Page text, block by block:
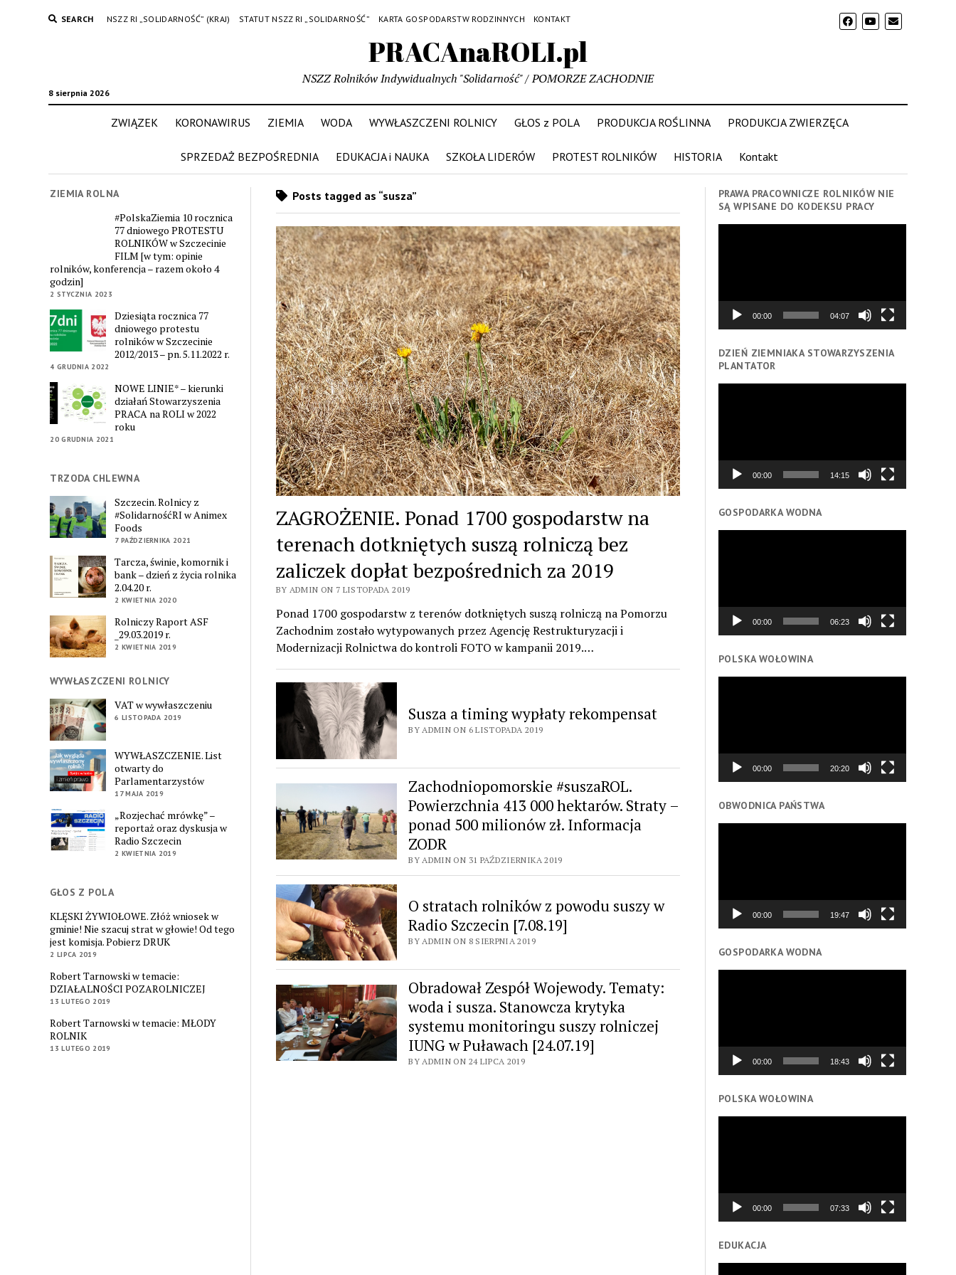
SEARCH NSZZ RI „SOLIDARNOŚĆ” (KRAJ) STATUT NSZZ RI „SOLIDARNOŚĆ” KARTA GOSPODARSTW RODZINNYCH KONTAKT
PRACAnaROLI.pl
8 sierpnia 2026
NSZZ Rolników Indywidualnych "Solidarność" / POMORZE ZACHODNIE
ZWIĄZEK KORONAWIRUS ZIEMIA WODA WYWŁASZCZENI ROLNICY GŁOS z POLA PRODUKCJA ROŚLINNA PRODUKCJA ZWIERZĘCA
SPRZEDAŻ BEZPOŚREDNIA EDUKACJA i NAUKA SZKOŁA LIDERÓW PROTEST ROLNIKÓW HISTORIA Kontakt
ZIEMIA ROLNA
#PolskaZiemia 10 rocznica
77 dniowego PROTESTU
ROLNIKÓW w Szczecinie
FILM [w tym: opinie
rolników, konferencja – razem około 4
godzin]
2 STYCZNIA 2023
Dziesiąta rocznica 77
dniowego protestu
rolników w Szczecinie
2012/2013 – pn. 5.11.2022 r.
4 GRUDNIA 2022
NOWE LINIE* – kierunki
działań Stowarzyszenia
PRACA na ROLI w 2022
roku
20 GRUDNIA 2021
TRZODA CHLEWNA
Szczecin. Rolnicy z
#SolidarnośćRI w Animex
Foods
7 PAŹDZIERNIKA 2021
Tarcza, świnie, komornik i
bank – dzień z życia rolnika
2.04.20 r.
2 KWIETNIA 2020
Rolniczy Raport ASF
_29.03.2019 r.
2 KWIETNIA 2019
WYWŁASZCZENI ROLNICY
VAT w wywłaszczeniu
6 LISTOPADA 2019
WYWŁASZCZENIE. List
otwarty do
Parlamentarzystów
17 MAJA 2019
„Rozjechać mrówkę” –
reportaż oraz dyskusja w
Radio Szczecin
2 KWIETNIA 2019
GŁOS Z POLA
KLĘSKI ŻYWIOŁOWE. Złóż wniosek w
gminie! Nie szacuj strat w głowie! Od tego
jest komisja. Pobierz DRUK
2 LIPCA 2019
Robert Tarnowski w temacie:
DZIAŁALNOŚCI POZAROLNICZEJ
13 LUTEGO 2019
Robert Tarnowski w temacie: MŁODY
ROLNIK
13 LUTEGO 2019
Posts tagged as “susza”
ZAGROŻENIE. Ponad 1700 gospodarstw na
terenach dotkniętych suszą rolniczą bez
zaliczek dopłat bezpośrednich za 2019
BY ADMIN ON 7 LISTOPADA 2019
Ponad 1700 gospodarstw z terenów dotkniętych suszą rolniczą na Pomorzu
Zachodnim zostało wytypowanych przez Agencję Restrukturyzacji i
Modernizacji Rolnictwa do kontroli FOTO w kampanii 2019.…
Susza a timing wypłaty rekompensat
BY ADMIN ON 6 LISTOPADA 2019
Zachodniopomorskie #suszaROL.
Powierzchnia 413 000 hektarów. Straty –
ponad 500 milionów zł. Informacja
ZODR
BY ADMIN ON 31 PAŹDZIERNIKA 2019
O stratach rolników z powodu suszy w
Radio Szczecin [7.08.19]
BY ADMIN ON 8 SIERPNIA 2019
Obradował Zespół Wojewody. Tematy:
woda i susza. Stanowcza krytyka
systemu monitoringu suszy rolniczej
IUNG w Puławach [24.07.19]
BY ADMIN ON 24 LIPCA 2019
PRAWA PRACOWNICZE ROLNIKÓW NIE
SĄ WPISANE DO KODEKSU PRACY
00:00 04:07
DZIEŃ ZIEMNIAKA STOWARZYSZENIA
PLANTATOR
00:00 14:15
GOSPODARKA WODNA
00:00 06:23
POLSKA WOŁOWINA
00:00 20:20
OBWODNICA PAŃSTWA
00:00 19:47
GOSPODARKA WODNA
00:00 18:43
POLSKA WOŁOWINA
00:00 07:33
EDUKACJA